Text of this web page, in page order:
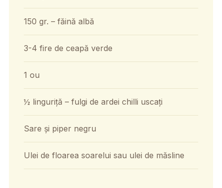
150 gr. – făină albă
3-4 fire de ceapă verde
1 ou
½ linguriță – fulgi de ardei chilli uscați
Sare și piper negru
Ulei de floarea soarelui sau ulei de măsline